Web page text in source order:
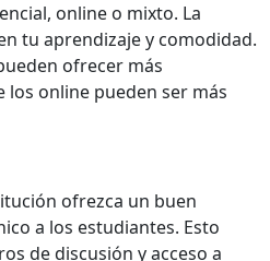
online o mixto. La
tu aprendizaje y comodidad.
ofrecer más
online pueden ser más
ofrezca un buen
a los estudiantes. Esto
de discusión y acceso a